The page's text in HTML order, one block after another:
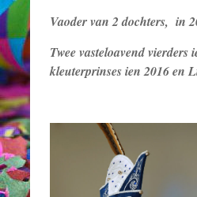
Vaoder van 2 dochters, in
Twee vasteloavend
kleuterprinses ien 2016 en